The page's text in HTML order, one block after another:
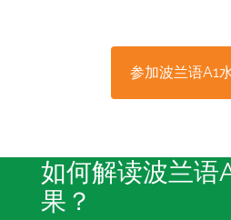
参加波兰语A1
如何解读波兰语
果？